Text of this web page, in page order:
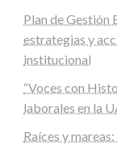
Plan de
estrategias y
institucional
“Voces con
laborales en la
Raíces y